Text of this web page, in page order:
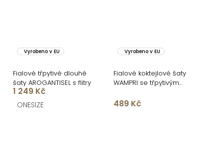
Vyrobeno v EU
Fialové třpytivé dlouhé
šaty AROGANTISEL s flitry
1 249 Kč
ONESIZE
Vyrobeno v EU
Fialové koktejlové šaty
WAMPRI se třpytivým
489 Kč